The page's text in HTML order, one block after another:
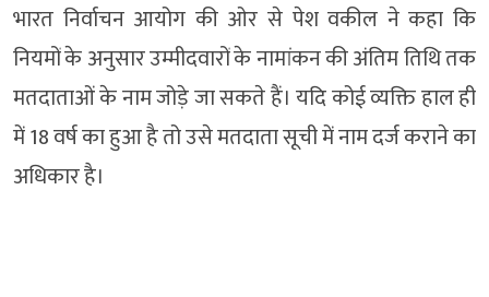
भारत निर्वाचन आयोग की ओर से पेश वकील ने कहा कि
नियमों के अनुसार उम्मीदवारों के नामांकन की अंतिम तिथि तक
मतदाताओं के नाम जोड़े जा सकते हैं। यदि कोई व्यक्ति हाल ही
में 18 वर्ष का हुआ है तो उसे मतदाता सूची में नाम दर्ज कराने का
अधिकार है।